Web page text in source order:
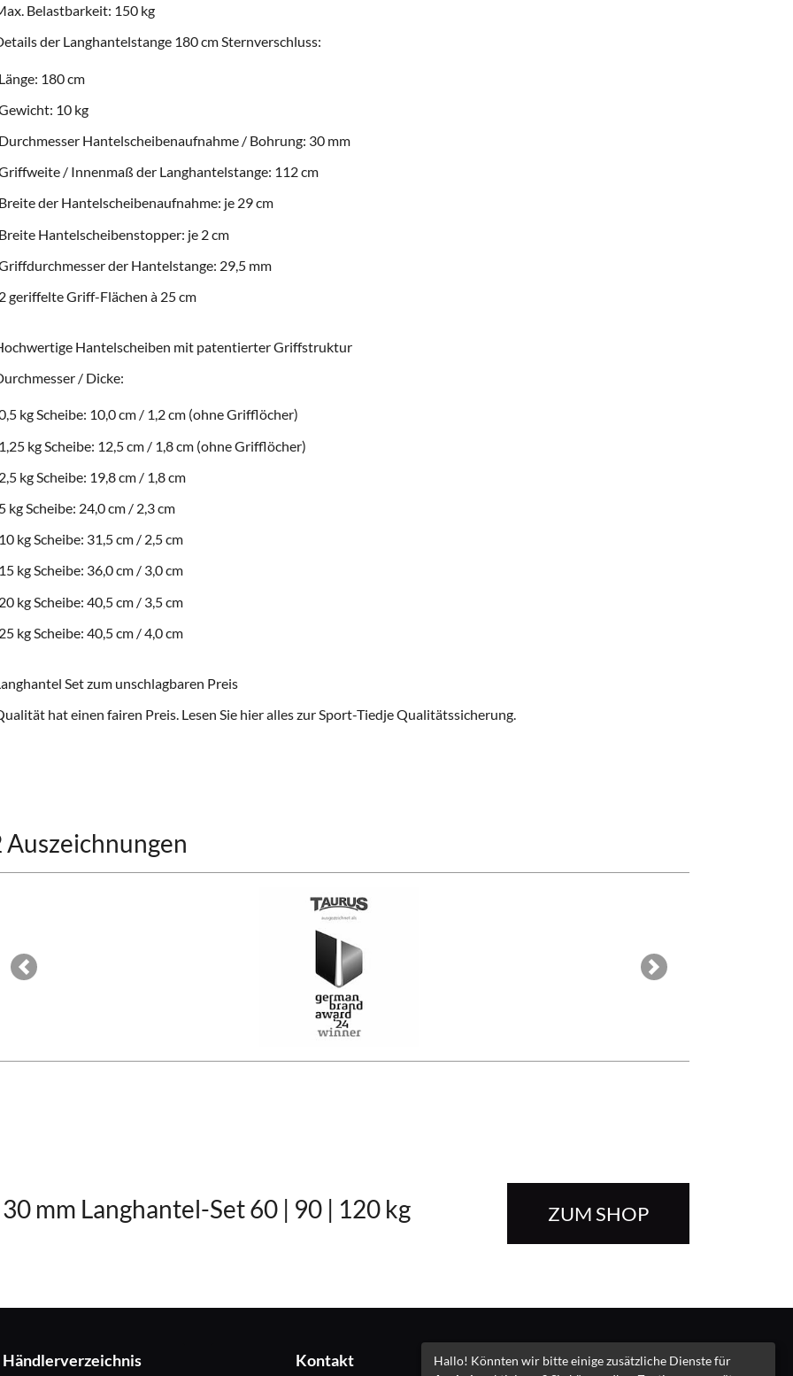
Belastbarkeit: 150 kg
der Langhantelstange 180 cm Sternverschluss:
180 cm
10 kg
Hantelscheibenaufnahme / Bohrung: 30 mm
/ Innenmaß der Langhantelstange: 112 cm
der Hantelscheibenaufnahme: je 29 cm
Hantelscheibenstopper: je 2 cm
der Hantelstange: 29,5 mm
geriffelte Griff-Flächen à 25 cm
Hantelscheiben mit patentierter Griffstruktur
/ Dicke:
kg Scheibe: 10,0 cm / 1,2 cm (ohne Grifflöcher)
kg Scheibe: 12,5 cm / 1,8 cm (ohne Grifflöcher)
kg Scheibe: 19,8 cm / 1,8 cm
kg Scheibe: 24,0 cm / 2,3 cm
kg Scheibe: 31,5 cm / 2,5 cm
kg Scheibe: 36,0 cm / 3,0 cm
kg Scheibe: 40,5 cm / 3,5 cm
kg Scheibe: 40,5 cm / 4,0 cm
Set zum unschlagbaren Preis
hat einen fairen Preis. Lesen Sie hier alles zur Sport-Tiedje Qualitätssicherung.
Auszeichnungen
Previous Next
mm Langhantel-Set 60 | 90 | 120 kg ZUM SHOP
Händlerverzeichnis Kontakt Impressum
Hallo! Könnten wir bitte einige zusätzliche Dienste für